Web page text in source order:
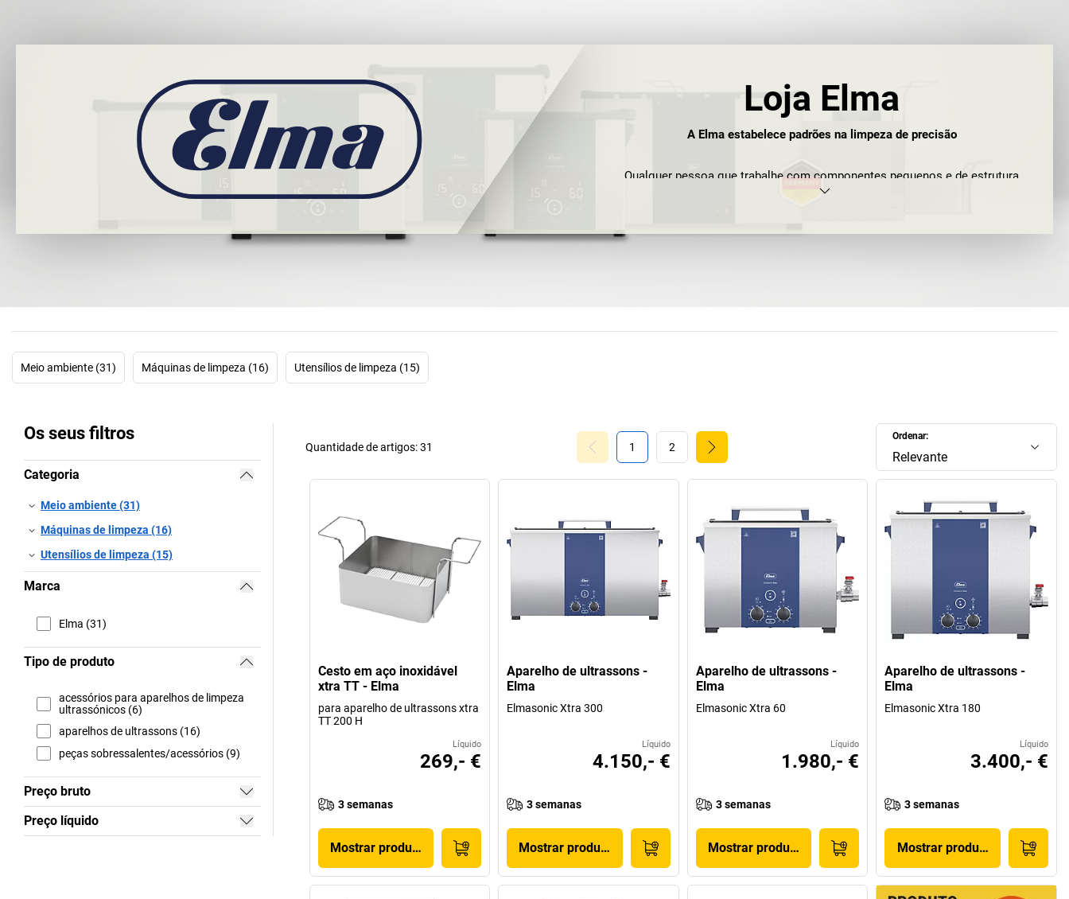
Loja Elma
A Elma estabelece padrões na limpeza de precisão
Qualquer pessoa que trabalhe com componentes pequenos e de estrutura
fina sabe o quão morosa é a limpeza profissional. É ótimo poder recomendar
superfície elevada e profunda em termos de poros – sem riscar, escovar ou
Além disso, o conceito de limpeza da Elma também é ecológico!
Meio ambiente (31) Máquinas de limpeza (16) Utensílios de limpeza (15)
Os seus filtros
Categoria
Meio ambiente (31)
Máquinas de limpeza (16)
Utensílios de limpeza (15)
Marca
Elma (31)
Tipo de produto
acessórios para aparelhos de limpeza
ultrassónicos (6)
aparelhos de ultrassons (16)
peças sobressalentes/acessórios (9)
Preço bruto
Preço líquido
Ordenar:
Relevante
1 2
Quantidade de artigos:31
Cesto em aço inoxidável
xtra TT - Elma
para aparelho de ultrassons xtra
TT 200 H
Líquido
269,- €
3 semanas
Mostrar produto
Aparelho de ultrassons -
Elma
Elmasonic Xtra 300
Líquido
4.150,- €
3 semanas
Mostrar produto
Aparelho de ultrassons -
Elma
Elmasonic Xtra 60
Líquido
1.980,- €
3 semanas
Mostrar produto
Aparelho de ultrassons -
Elma
Elmasonic Xtra 180
Líquido
3.400,- €
3 semanas
Mostrar produto